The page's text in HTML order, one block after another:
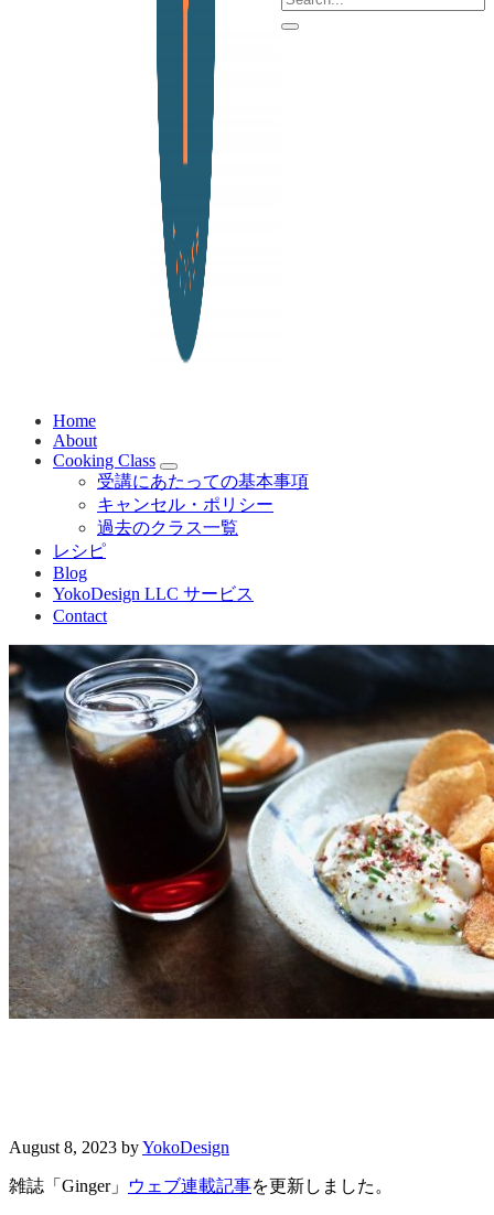
Submit search
Home
About
Cooking Class
Cooking Class Sub Menu
受講にあたっての基本事項
キャンセル・ポリシー
過去のクラス一覧
レシピ
Blog
YokoDesign LLC サービス
Contact
August 8, 2023 byYokoDesign
雑誌「Ginger」 ウェブ連載記事を更新しました。